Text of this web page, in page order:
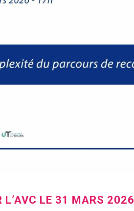
L’AVC LE 31 MARS 2026